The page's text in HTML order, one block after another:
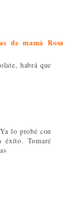
de mamá Rosa
habrá que
lo probé con
éxito. Tomaré